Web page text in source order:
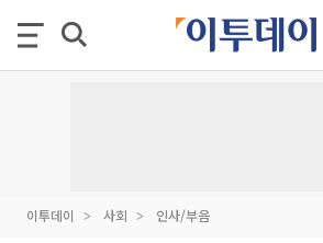
이투데이 사회 인사/부음